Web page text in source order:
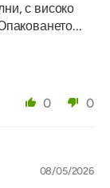
с високо
0 0
08/05/2026